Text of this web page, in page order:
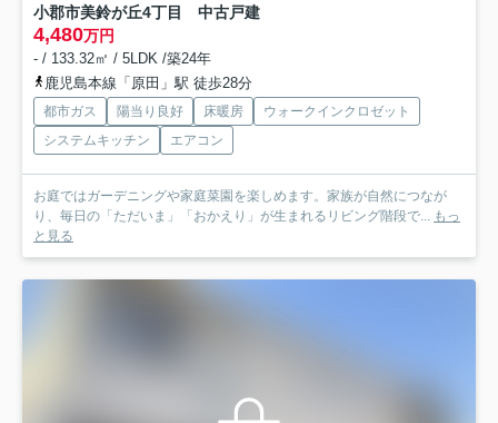
小郡市美鈴が丘4丁目 中古戸建
4,480万円
- / 133.32㎡ / 5LDK /築24年
鹿児島本線「原田」駅 徒歩28分
都市ガス 陽当り良好 床暖房
ウォークインクロゼット
システムキッチン
エアコン
お庭ではガーデニングや家庭菜園を楽しめます。家族が自然につなが
り、毎日の「ただいま」「おかえり」が生まれるリビング階段で... もっ
と見る